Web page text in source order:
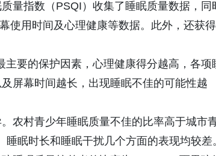
量指数（PSQI）收集了睡眠质量数据，同
使用时间及心理健康等数据。此外，还获得
要的保护因素，心理健康得分越高，各项
屏幕时间越长，出现睡眠不佳的可能性越
农村青少年睡眠质量不佳的比率高于城市
眠时长和睡眠干扰几个方面的表现均较差